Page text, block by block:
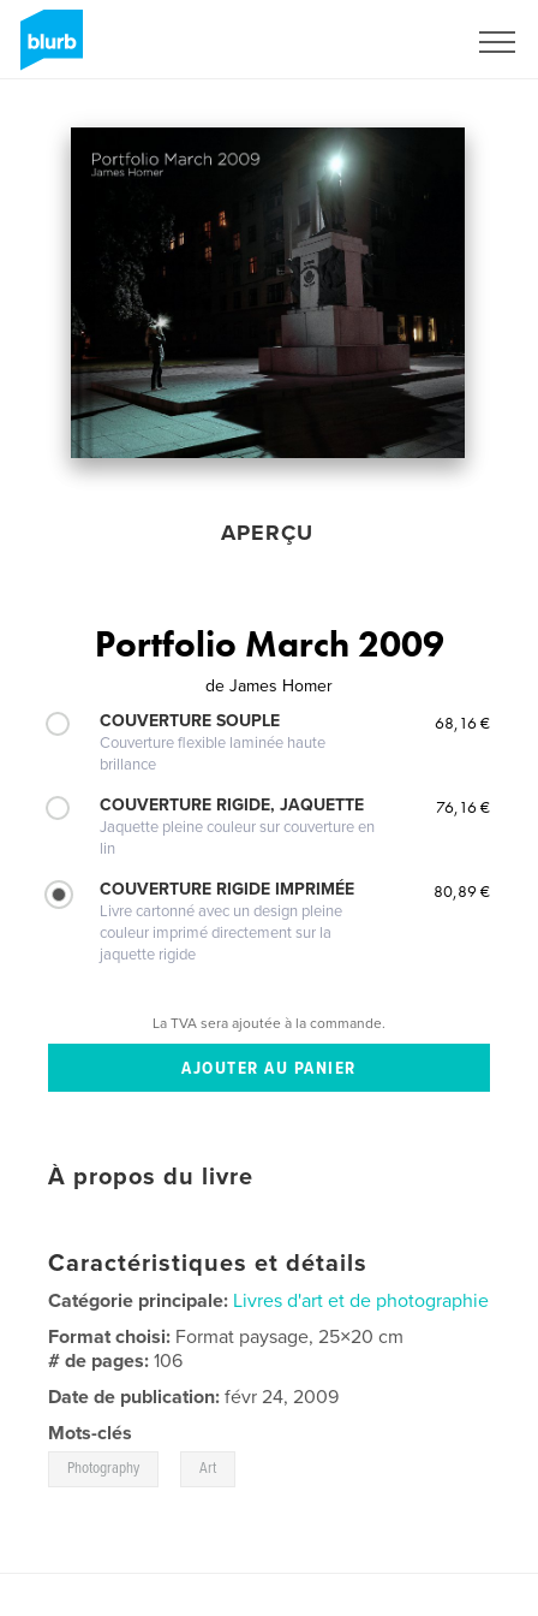
APERÇU
Portfolio March 2009
de James Homer
COUVERTURE SOUPLE
Couverture flexible laminée haute
brillance
68,16 €
COUVERTURE RIGIDE, JAQUETTE
Jaquette pleine couleur sur couverture en
lin
76,16 €
COUVERTURE RIGIDE IMPRIMÉE
Livre cartonné avec un design pleine
couleur imprimé directement sur la
jaquette rigide
80,89 €
La TVA sera ajoutée à la commande.
À propos du livre
Caractéristiques et détails
Catégorie principale: Livres d'art et de photographie
Format choisi: Format paysage, 25×20 cm
# de pages:106
Date de publication: févr 24, 2009
Mots-clés
Photography Art